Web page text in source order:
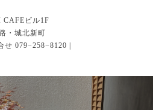
CAFEビル1F
・城北新町
せ 079−258−8120 |